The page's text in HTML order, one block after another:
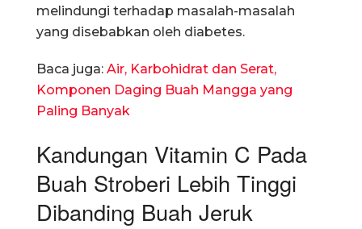
melindungi terhadap masalah-masalah
yang disebabkan oleh diabetes.
Baca juga: Air, Karbohidrat dan Serat,
Komponen Daging Buah Mangga yang
Paling Banyak
Kandungan Vitamin C Pada
Buah Stroberi Lebih Tinggi
Dibanding Buah Jeruk